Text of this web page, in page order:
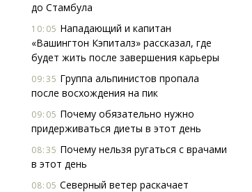
до Стамбула
10:05 Нападающий и капитан
«Вашингтон Кэпиталз» рассказал, где
будет жить после завершения карьеры
09:35 Группа альпинистов пропала
после восхождения на пик
09:05 Почему обязательно нужно
придерживаться диеты в этот день
08:35 Почему нельзя ругаться с врачами
в этот день
08:05 Северный ветер раскачает